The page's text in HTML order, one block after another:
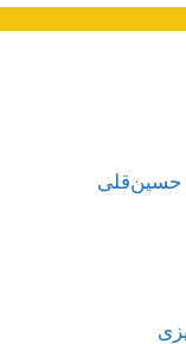
حسین‌قلی